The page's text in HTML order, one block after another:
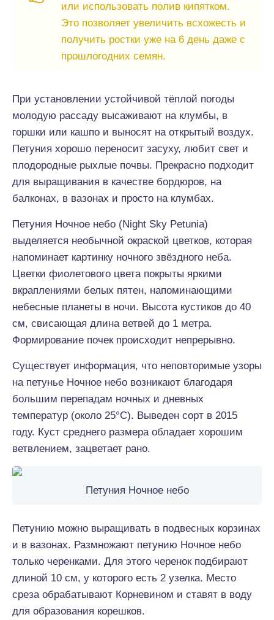
или использовать полив кипятком.
Это позволяет увеличить всхожесть и
получить ростки уже на 6 день даже с
прошлогодних семян.
При установлении устойчивой тёплой погоды
молодую рассаду высаживают на клумбы, в
горшки или кашпо и выносят на открытый воздух.
Петуния хорошо переносит засуху, любит свет и
плодородные рыхлые почвы. Прекрасно подходит
для выращивания в качестве бордюров, на
балконах, в вазонах и просто на клумбах.
Петуния Ночное небо (Night Sky Petunia)
выделяется необычной окраской цветков, которая
напоминает картинку ночного звёздного неба.
Цветки фиолетового цвета покрыты яркими
вкраплениями белых пятен, напоминающими
небесные планеты в ночи. Высота кустиков до 40
см, свисающая длина ветвей до 1 метра.
Формирование почек происходит непрерывно.
Существует информация, что неповторимые узоры
на петунье Ночное небо возникают благодаря
большим перепадам ночных и дневных
температур (около 25°C). Выведен сорт в 2015
году. Куст среднего размера обладает хорошим
ветвлением, зацветает рано.
Петуния Ночное небо
Петунию можно выращивать в подвесных корзинах
и в вазонах. Размножают петунию Ночное небо
только черенками. Для этого черенок подбирают
длиной 10 см, у которого есть 2 узелка. Место
среза обрабатывают Корневином и ставят в воду
для образования корешков.